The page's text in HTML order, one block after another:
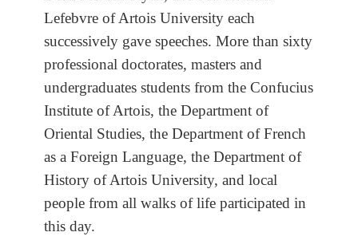
Lefebvre of Artois University each
successively gave speeches. More than sixty
professional doctorates, masters and
undergraduates students from the Confucius
Institute of Artois, the Department of
Oriental Studies, the Department of French
as a Foreign Language, the Department of
History of Artois University, and local
people from all walks of life participated in
this day.